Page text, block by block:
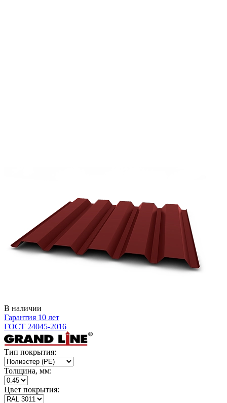
В наличии
Гарантия 10 лет
ГОСТ 24045-2016
Тип покрытия:
Толщина, мм:
Цвет покрытия: